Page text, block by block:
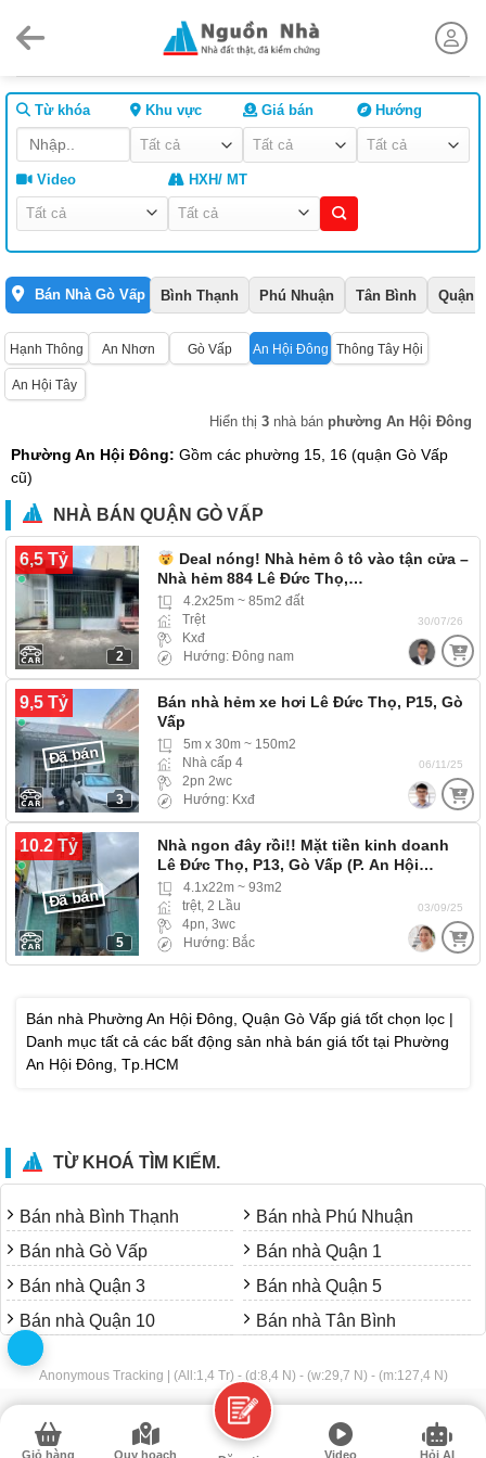
Từ khóa Khu vực Giá bán Hướng
Video HXH/ MT
Bán Nhà Gò Vấp Bình Thạnh Phú Nhuận Tân Bình Quận 1
Hạnh Thông An Nhơn Gò Vấp An Hội Đông Thông Tây Hội
An Hội Tây
Hiển thị 3 nhà bán phường An Hội Đông
Phường An Hội Đông: Gồm các phường 15, 16 (quận Gò Vấp
cũ)
NHÀ BÁN QUẬN GÒ VẤP
6,5 Tỷ
2
Deal nóng! Nhà hẻm ô tô vào tận cửa –
Nhà hẻm 884 Lê Đức Thọ,…
4.2x25m ~ 85m2 đất
Trệt
Kxđ
Hướng: Đông nam
30/07/26
9,5 Tỷ
3
Đã bán
Bán nhà hẻm xe hơi Lê Đức Thọ, P15, Gò
Vấp
5m x 30m ~ 150m2
Nhà cấp 4
2pn 2wc
Hướng: Kxđ
06/11/25
10.2 Tỷ
5
Đã bán
Nhà ngon đây rồi!! Mặt tiền kinh doanh
Lê Đức Thọ, P13, Gò Vấp (P. An Hội…
4.1x22m ~ 93m2
trệt, 2 Lầu
4pn, 3wc
Hướng: Bắc
03/09/25
Bán nhà Phường An Hội Đông, Quận Gò Vấp giá tốt chọn lọc |
Danh mục tất cả các bất động sản nhà bán giá tốt tại Phường
An Hội Đông, Tp.HCM
TỪ KHOÁ TÌM KIẾM.
Bán nhà Bình Thạnh
Bán nhà Phú Nhuận
Bán nhà Gò Vấp
Bán nhà Quận 1
Bán nhà Quận 3
Bán nhà Quận 5
Bán nhà Quận 10
Bán nhà Tân Bình
Anonymous Tracking | (All:1,4 Tr) - (d:8,4 N) - (w:29,7 N) - (m:127,4 N)
Giỏ hàng Quy hoạch Video Hỏi AI